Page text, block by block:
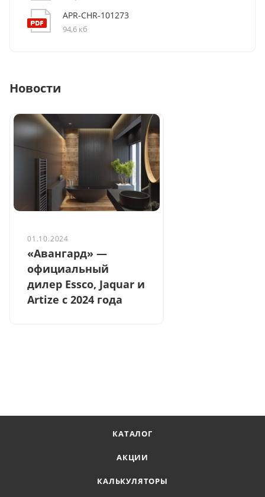
APR-CHR-101273
94,6 кб
Новости
01.10.2024
«Авангард» —
официальный
дилер Essco, Jaquar и
Artize с 2024 года
КАТАЛОГ
АКЦИИ
КАЛЬКУЛЯТОРЫ